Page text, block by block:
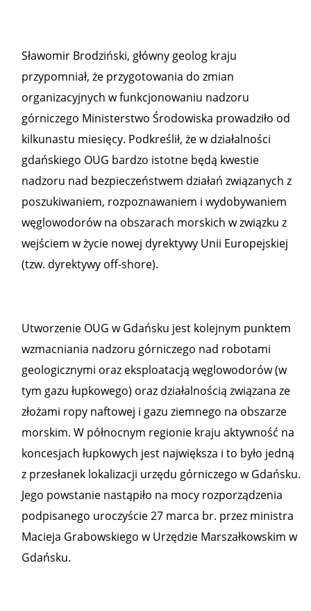
Sławomir Brodziński, główny geolog kraju
przypomniał, że przygotowania do zmian
organizacyjnych w funkcjonowaniu nadzoru
górniczego Ministerstwo Środowiska prowadziło od
kilkunastu miesięcy. Podkreślił, że w działalności
gdańskiego OUG bardzo istotne będą kwestie
nadzoru nad bezpieczeństwem działań związanych z
poszukiwaniem, rozpoznawaniem i wydobywaniem
węglowodorów na obszarach morskich w związku z
wejściem w życie nowej dyrektywy Unii Europejskiej
(tzw. dyrektywy off-shore).
Utworzenie OUG w Gdańsku jest kolejnym punktem
wzmacniania nadzoru górniczego nad robotami
geologicznymi oraz eksploatacją węglowodorów (w
tym gazu łupkowego) oraz działalnością związana ze
złożami ropy naftowej i gazu ziemnego na obszarze
morskim. W północnym regionie kraju aktywność na
koncesjach łupkowych jest największa i to było jedną
z przesłanek lokalizacji urzędu górniczego w Gdańsku.
Jego powstanie nastąpiło na mocy rozporządzenia
podpisanego uroczyście 27 marca br. przez ministra
Macieja Grabowskiego w Urzędzie Marszałkowskim w
Gdańsku.